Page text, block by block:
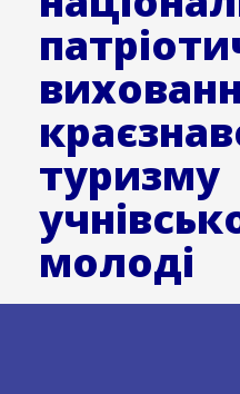
туризму
молоді